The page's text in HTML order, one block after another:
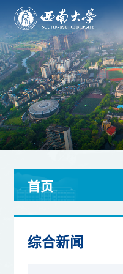
首页
综合新闻